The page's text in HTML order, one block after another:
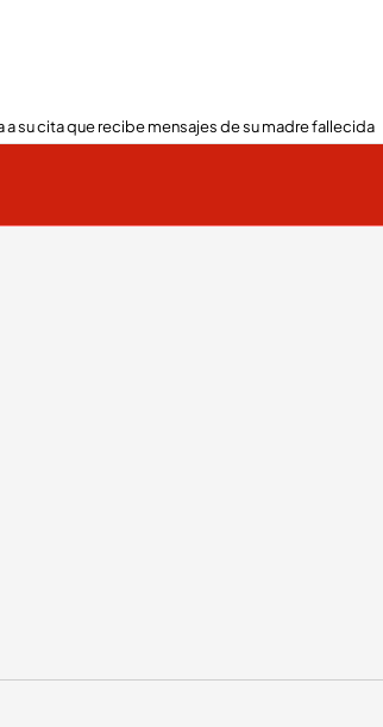
a su cita que recibe mensajes de su madre fallecida